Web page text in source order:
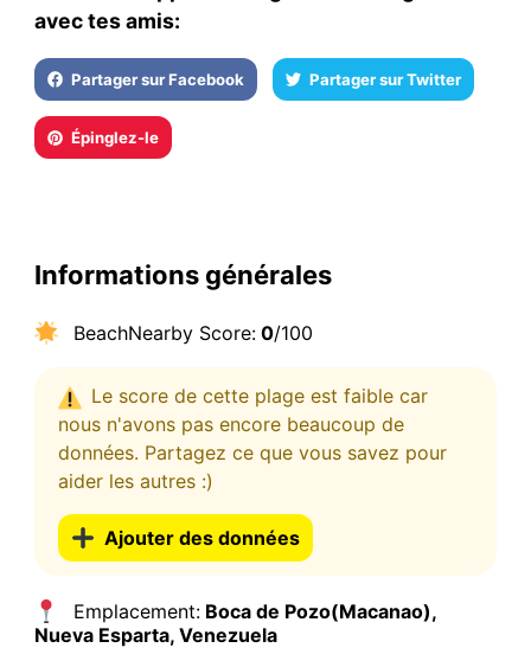
avec tes amis:
Partager sur Facebook Partager sur Twitter
Épinglez-le
Informations générales
BeachNearby Score:0/100
Le score de cette plage est faible car
nous n'avons pas encore beaucoup de
données. Partagez ce que vous savez pour
aider les autres :)
Ajouter des données
Emplacement:Boca de Pozo(Macanao),
Nueva Esparta, Venezuela